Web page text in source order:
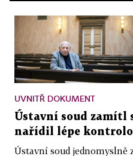
UVNITŘ DOKUMENT
Ústavní soud zamítl
nařídil lépe
Ústavní soud